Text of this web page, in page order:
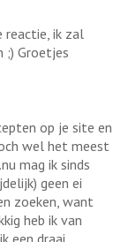
reactie, ik zal
;) Groetjes
op je site en
wel het meest
mag ik sinds
geen ei
zoeken, want
heb ik van
een draai